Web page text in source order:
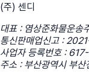
(주) 센디
대표 : 염상준화물운송
통신판매업신고 :
사업자 등록번호 :
주소 : 부산광역시 부